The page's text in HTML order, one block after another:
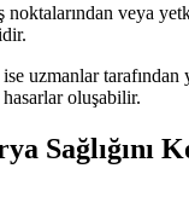
noktalarından veya
uzmanlar tarafından
hasarlar oluşabilir.
Sağlığını